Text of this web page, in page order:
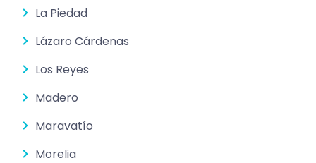
La Piedad
Lázaro Cárdenas
Los Reyes
Madero
Maravatío
Morelia